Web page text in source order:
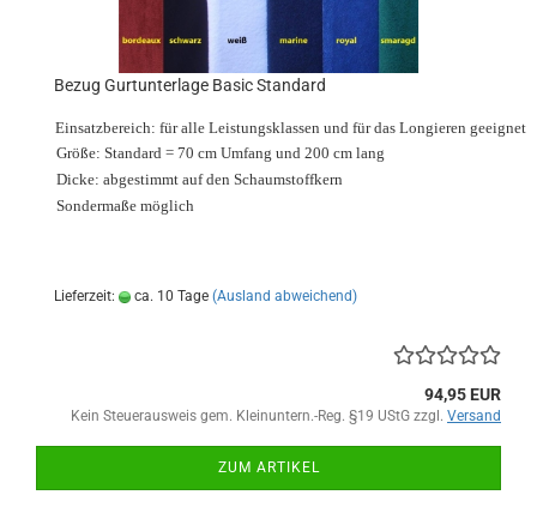
Bezug Gurtunterlage Basic Standard
Einsatzbereich: für alle Leistungsklassen und für das Longieren geeignet
Größe: Standard = 70 cm Umfang und 200 cm lang
Dicke: abgestimmt auf den Schaumstoffkern
Sondermaße möglich
Lieferzeit: ca. 10 Tage (Ausland abweichend)
94,95 EUR
Kein Steuerausweis gem. Kleinuntern.-Reg. §19 UStG zzgl. Versand
ZUM ARTIKEL